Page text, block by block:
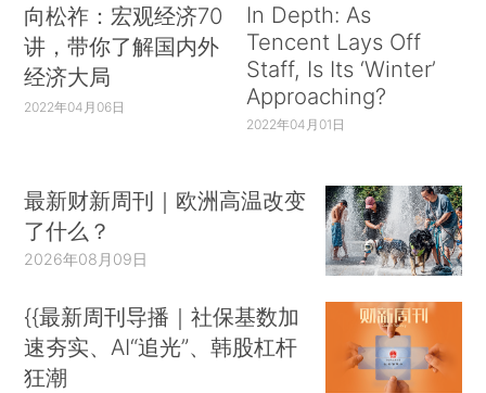
向松祚：宏观经济70
讲，带你了解国内外
经济大局
2022年04月06日
In Depth: As
Tencent Lays Off
Staff, Is Its ‘Winter’
Approaching?
2022年04月01日
最新财新周刊｜欧洲高温改变
了什么？
2026年08月09日
{{最新周刊导播｜社保基数加
速夯实、AI“追光”、韩股杠杆
狂潮